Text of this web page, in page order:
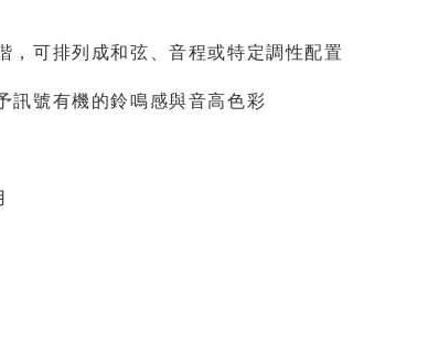
可排列成和弦、音程或特定調性配置
訊號有機的鈴鳴感與音高色彩